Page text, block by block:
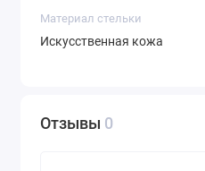
Материал стельки
Искусственная кожа
Отзывы 0